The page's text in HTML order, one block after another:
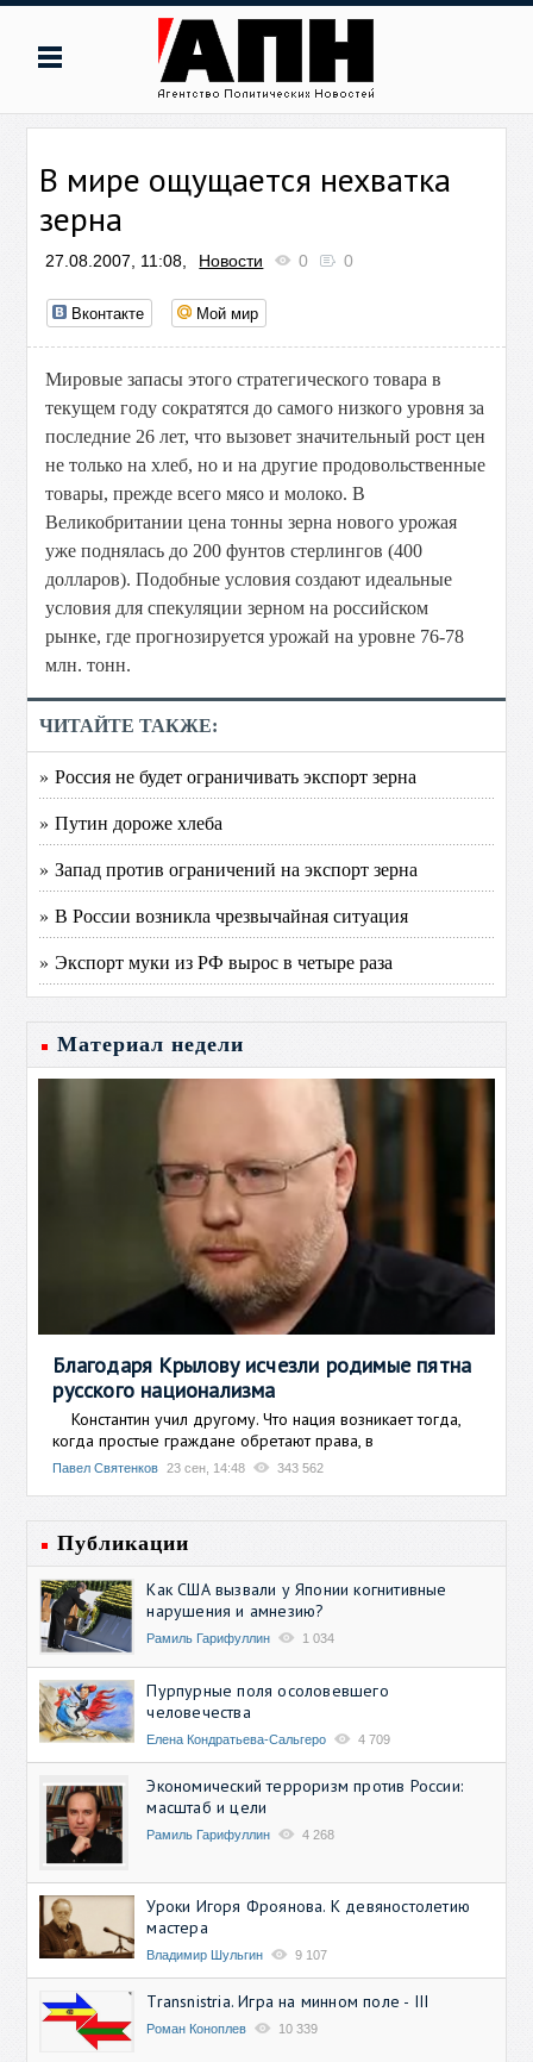
В мире ощущается нехватка
зерна
27.08.2007, 11:08, Новости 0 0
Вконтакте Мой мир
Мировые запасы этого стратегического товара в
текущем году сократятся до самого низкого уровня за
последние 26 лет, что вызовет значительный рост цен
не только на хлеб, но и на другие продовольственные
товары, прежде всего мясо и молоко. В
Великобритании цена тонны зерна нового урожая
уже поднялась до 200 фунтов стерлингов (400
долларов). Подобные условия создают идеальные
условия для спекуляции зерном на российском
рынке, где прогнозируется урожай на уровне 76-78
млн. тонн.
ЧИТАЙТЕ ТАКЖЕ:
» Россия не будет ограничивать экспорт зерна
» Путин дороже хлеба
» Запад против ограничений на экспорт зерна
» В России возникла чрезвычайная ситуация
» Экспорт муки из РФ вырос в четыре раза
Материал недели
Благодаря Крылову исчезли родимые пятна
русского национализма
Константин учил другому. Что нация возникает тогда,
когда простые граждане обретают права, в
Павел Святенков 23 сен, 14:48 343 562
Публикации
Как США вызвали у Японии когнитивные
нарушения и амнезию?
Рамиль Гарифуллин 1 034
Пурпурные поля осоловевшего
человечества
Елена Кондратьева-Сальгеро 4 709
Экономический терроризм против России:
масштаб и цели
Рамиль Гарифуллин 4 268
Уроки Игоря Фроянова. К девяностолетию
мастера
Владимир Шульгин 9 107
Transnistria. Игра на минном поле - III
Роман Коноплев 10 339